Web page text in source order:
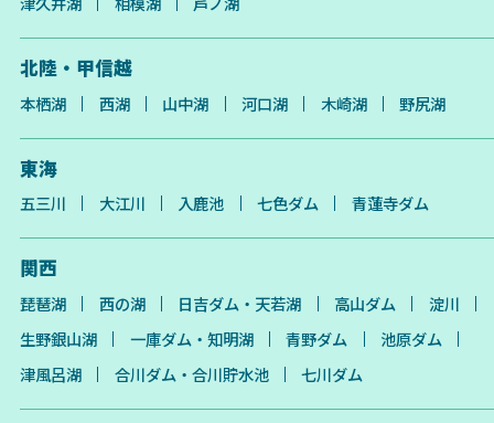
北陸・甲信越
本栖湖 西湖 山中湖 河口湖 木崎湖 野尻湖
東海
五三川 大江川 入鹿池 七色ダム 青蓮寺ダム
関西
琵琶湖 西の湖 日吉ダム・天若湖 高山ダム
淀川
生野銀山湖
一庫ダム・知明湖 青野ダム
池原ダム
津風呂湖
合川ダム・合川貯水池 七川ダム